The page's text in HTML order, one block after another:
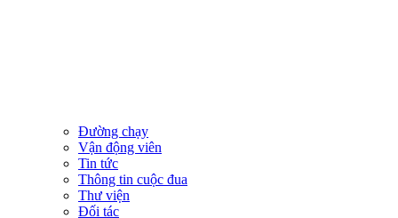
Đường chạy
Vận động viên
Tin tức
Thông tin cuộc đua
Thư viện
Đối tác